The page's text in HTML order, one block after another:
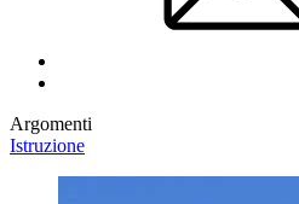
Argomenti
Istruzione